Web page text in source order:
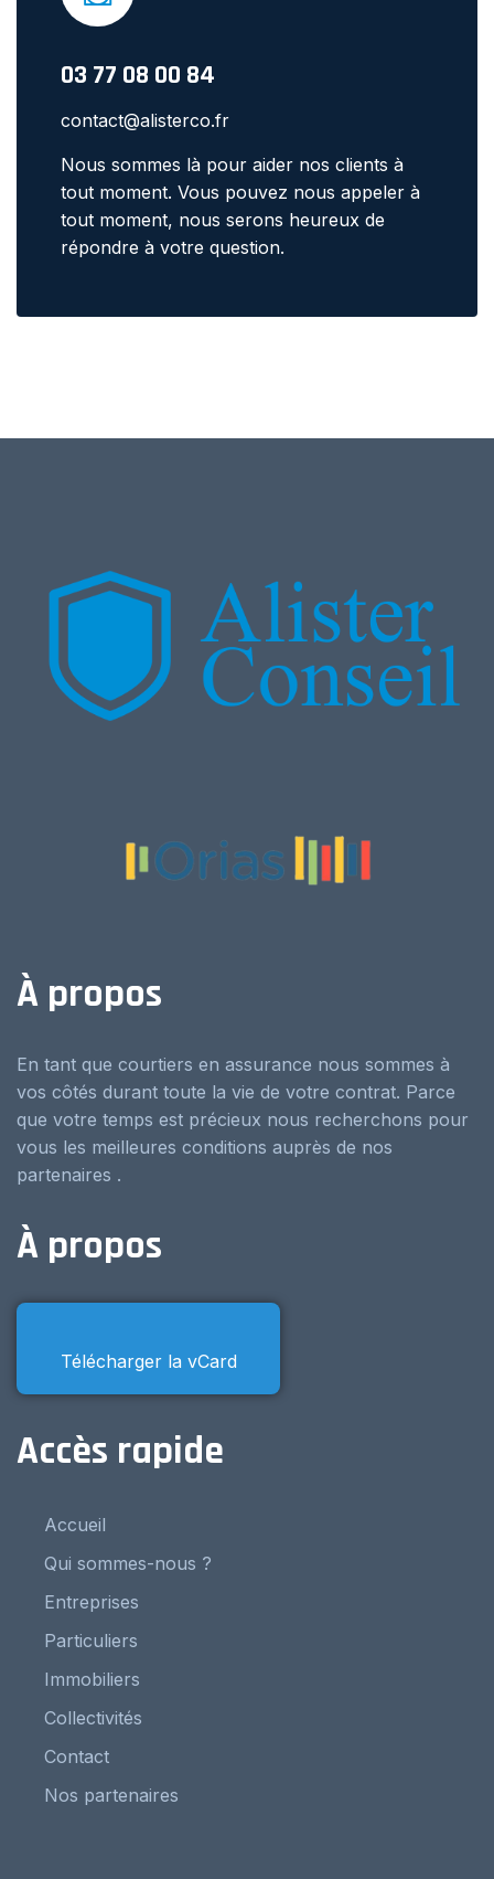
03 77 08 00 84
contact@alisterco.fr
Nous sommes là pour aider nos clients à
tout moment. Vous pouvez nous appeler à
tout moment, nous serons heureux de
répondre à votre question.
À propos
En tant que courtiers en assurance nous sommes à
vos côtés durant toute la vie de votre contrat. Parce
que votre temps est précieux nous recherchons pour
vous les meilleures conditions auprès de nos
partenaires .
À propos
Télécharger la vCard
Accès rapide
Accueil
Qui sommes-nous ?
Entreprises
Particuliers
Immobiliers
Collectivités
Contact
Nos partenaires